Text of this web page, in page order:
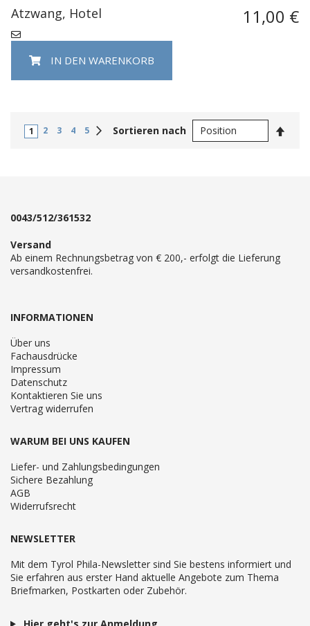
Atzwang, Hotel 11,00 €
IN DEN WARENKORB
1 2 3 4 5 Weiter
Sortieren nach
0043/512/361532
Versand
Ab einem Rechnungsbetrag von € 200,- erfolgt die Lieferung
versandkostenfrei.
INFORMATIONEN
Über uns
Fachausdrücke
Impressum
Datenschutz
Kontaktieren Sie uns
Vertrag widerrufen
WARUM BEI UNS KAUFEN
Liefer- und Zahlungsbedingungen
Sichere Bezahlung
AGB
Widerrufsrecht
NEWSLETTER
Mit dem Tyrol Phila-Newsletter sind Sie bestens informiert und
Sie erfahren aus erster Hand aktuelle Angebote zum Thema
Briefmarken, Postkarten oder Zubehör.